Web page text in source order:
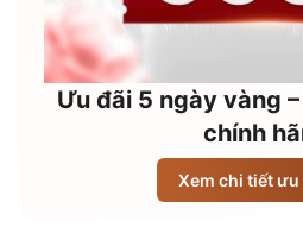
Ưu đãi 5 ngày vàng
chính
Xem chi tiết ưu